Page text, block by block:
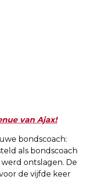
van Ajax!
bondscoach:
als bondscoach
ontslagen. De
de vijfde keer